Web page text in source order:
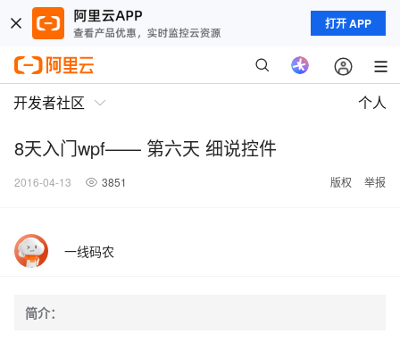
打开 APP
开发者社区 个人
8天入门wpf—— 第六天 细说控件
2016-04-13 3851 版权 举报
一线码农
简介：